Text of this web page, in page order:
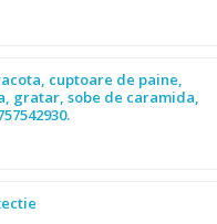
cuptoare de paine,
gratar, sobe de caramida,